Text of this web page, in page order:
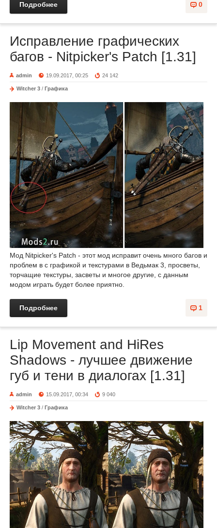
0
Подробнее
Исправление графических
багов - Nitpicker's Patch [1.31]
admin 19.09.2017, 00:25 24 142
Witcher 3 / Графика
Мод Nitpicker's Patch - этот мод исправит очень много багов и
проблем в с графикой и текстурами в Ведьмак 3, просветы,
торчащие текстуры, засветы и многое другие, с данным
модом играть будет более приятно.
1
Подробнее
Lip Movement and HiRes
Shadows - лучшее движение
губ и тени в диалогах [1.31]
admin 15.09.2017, 00:34 9 040
Witcher 3 / Графика